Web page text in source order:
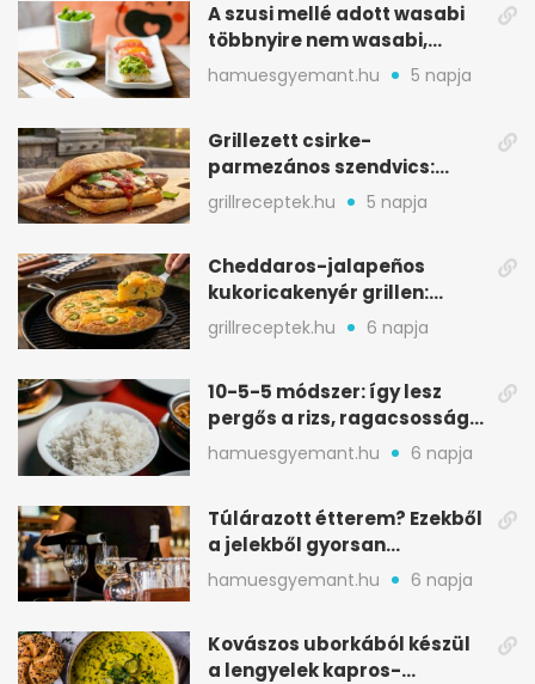
A szusi mellé adott wasabi
többnyire nem wasabi,
hanem fűszerkeverék
hamuesgyemant.hu 5 napja
Grillezett csirke-
parmezános szendvics:
ropogós csirke, olvadó sajt
grillreceptek.hu 5 napja
Cheddaros-jalapeños
kukoricakenyér grillen:
ropogós alj, puha belső
grillreceptek.hu 6 napja
10-5-5 módszer: így lesz
pergős a rizs, ragacsosság
nélkül
hamuesgyemant.hu 6 napja
Túlárazott étterem? Ezekből
a jelekből gyorsan
észreveheted
hamuesgyemant.hu 6 napja
Kovászos uborkából készül
a lengyelek kapros-